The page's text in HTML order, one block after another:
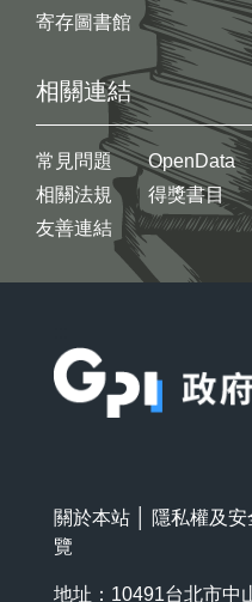
寄存圖書館
相關連結
常見問題
相關法規
友善連結
OpenData
得獎書目
關於本站 隱私權及
覽
地址：10491台北市中